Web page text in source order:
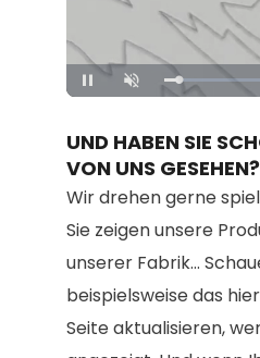
Unmute
UND HABEN SIE
VON UNS GESEHEN?
Wir drehen gerne
Sie zeigen unsere
unserer Fabrik...
beispielsweise das
Seite aktualisieren,